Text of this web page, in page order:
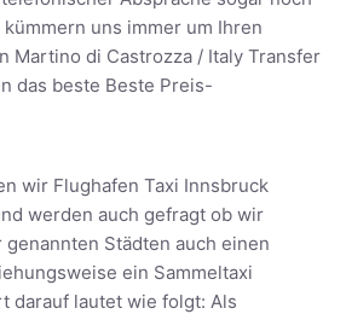
uns immer um Ihren
Martino di Castrozza / Italy Transfer
das beste Beste Preis-
wir Flughafen Taxi Innsbruck
werden auch gefragt ob wir
Städten auch einen
ein Sammeltaxi
darauf lautet wie folgt: Als